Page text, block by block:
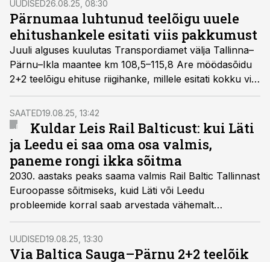
UUDISED26.08.25, 08:30
Pärnumaa luhtunud teelõigu uuele
ehitushankele esitati viis pakkumust
Juuli alguses kuulutas Transpordiamet välja Tallinna–
Pärnu–Ikla maantee km 108,5–115,8 Are möödasõidu
2+2 teelõigu ehituse riigihanke, millele esitati kokku viis
pakkumust.
SAATED19.08.25, 13:42
Kuldar Leis Rail Balticust: kui Läti
ja Leedu ei saa oma osa valmis,
paneme rongi ikka sõitma
2030. aastaks peaks saama valmis Rail Baltic Tallinnast
Euroopasse sõitmiseks, kuid Läti või Leedu
probleemide korral saab arvestada vähemalt
alternatiivse Eesti-sisese liiniga, ütles taristuminister
Kuldar Leis.
UUDISED19.08.25, 13:30
Via Baltica Sauga–Pärnu 2+2 teelõik